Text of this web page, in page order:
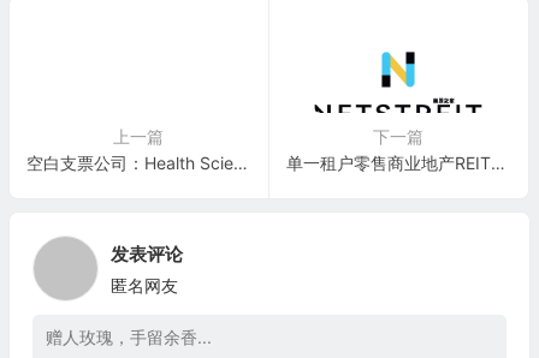
上一篇
空白支票公司：Health Sciences Acquisitions Corporation(HSAQ)
下一篇
单一租户零售商业地产REIT公司：NetSTREIT Corp.(NTST)
发表评论
匿名网友